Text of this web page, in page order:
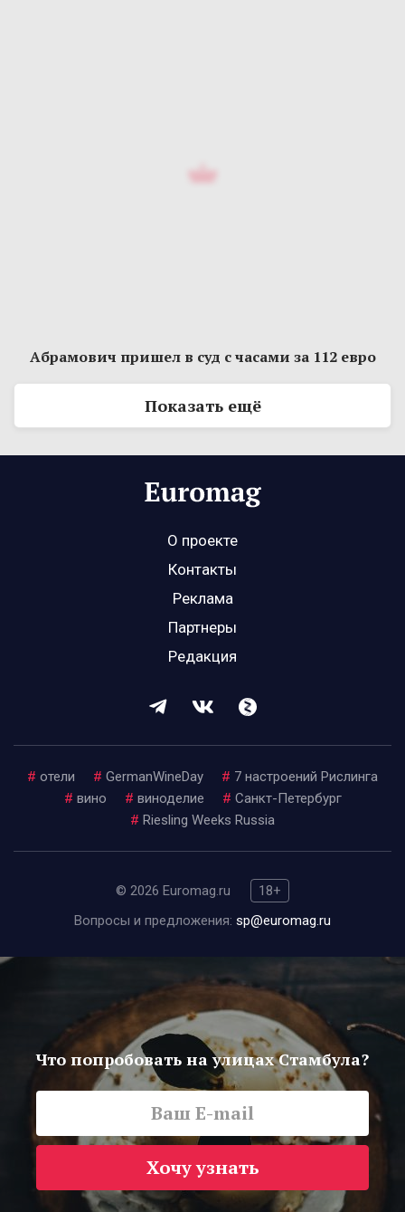
Абрамович пришел в суд с часами за 112 евро
Показать ещё
О проекте
Контакты
Реклама
Партнеры
Редакция
# отели # GermanWineDay # 7 настроений Рислинга
# вино # виноделие # Санкт-Петербург
# Riesling Weeks Russia
© 2026 Euromag.ru
18+
Вопросы и предложения: sp@euromag.ru
Что попробовать на улицах Стамбула?
Хочу узнать